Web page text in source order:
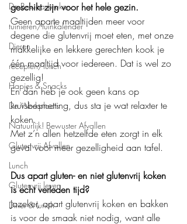
De Bewaarkeuken
tuinieren/tuinkalender
Dieren
recepten/lunch
Hapjes & Snacks
De Werkplaats
Natuurlijk! Bewuster Afvallen
Glutenvrij Afvallen
Lunch
Glutenvrij leven
Diner & lunch
geschikt zijn voor het hele gezin.
Geen aparte maaltijden meer voor
degene die glutenvrij moet eten, met onze
makkelijke en lekkere gerechten kook je
één maaltijd voor iedereen. Dat is wel zo
gezellig!
En dan heb je ook geen kans op
kruisbesmetting, dus sta je wat relaxter te
koken.
Met z’n allen hetzelfde eten zorgt in elk
geval voor meer gezelligheid aan tafel.
Dus apart gluten- en niet glutenvrij koken
is echt verleden tijd?
Jazeker, apart glutenvrij koken en bakken
is voor de smaak niet nodig, want alle